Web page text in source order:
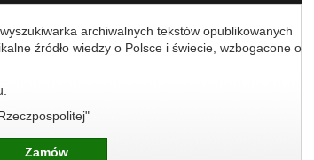
archiwalnych tekstów opublikowanych
źródło wiedzy o Polsce i świecie, wzbogacone o
Zamów